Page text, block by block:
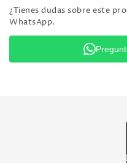
¿Tienes dudas sobre este
WhatsApp.